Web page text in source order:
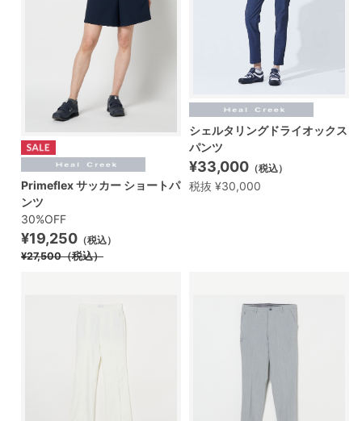
Primeflex サッカー ショートパ
ンツ
30%OFF
¥19,250 （税込）
¥27,500（税込）
シェルタリングドライオックス
パンツ
¥33,000 （税込）
税抜 ¥30,000